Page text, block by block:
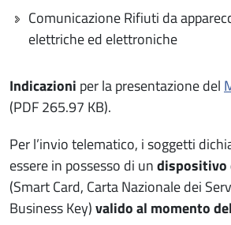
Comunicazione Rifiuti da
elettriche ed elettroniche
Indicazioni per la presentazione del
(PDF 265.97 KB).
Per l’invio telematico, i soggetti
essere in possesso di undispositivo
(Smart Card, Carta Nazionale dei
Business Key)valido al momento